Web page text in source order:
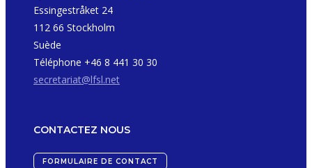
Essingestråket 24
112 66 Stockholm
Suède
Téléphone +46 8 441 30 30
secretariat@lfsl.net
CONTACTEZ NOUS
FORMULAIRE DE CONTACT